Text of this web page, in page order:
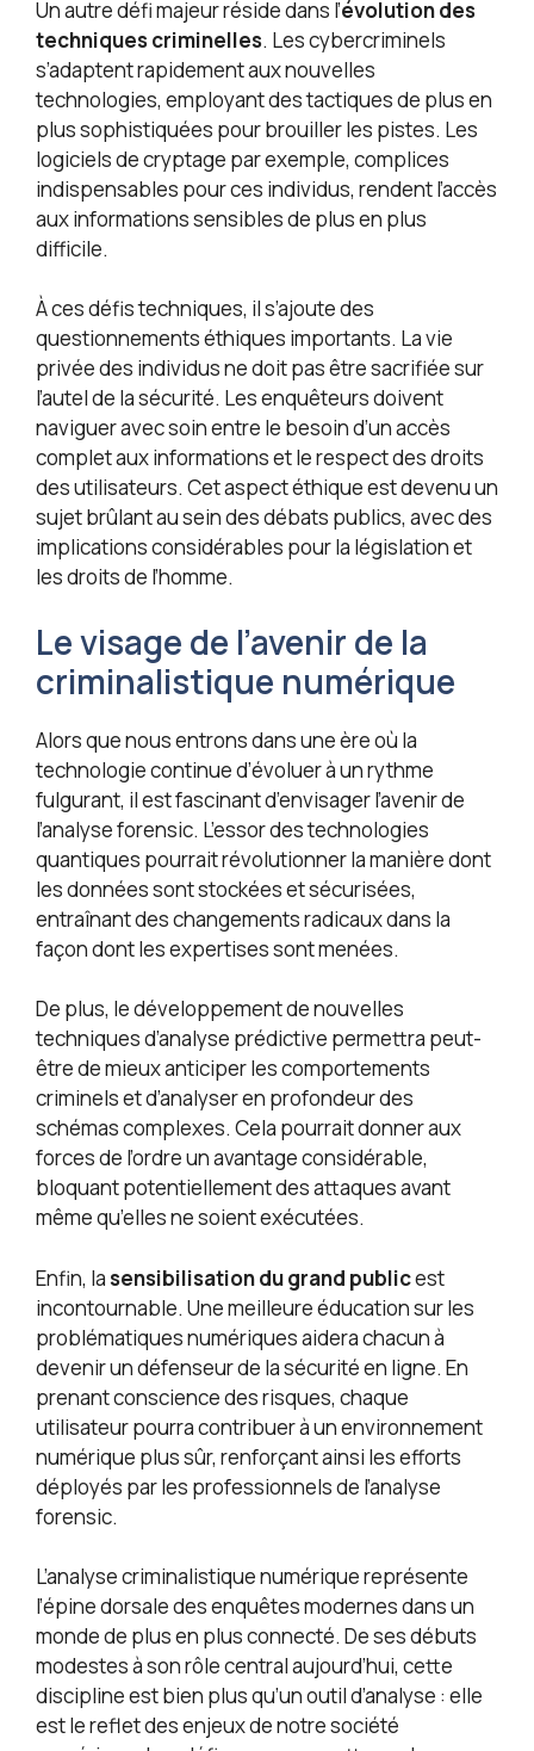
Un autre défi majeur réside dans l’évolution des
techniques criminelles. Les cybercriminels
s’adaptent rapidement aux nouvelles
technologies, employant des tactiques de plus en
plus sophistiquées pour brouiller les pistes. Les
logiciels de cryptage par exemple, complices
indispensables pour ces individus, rendent l’accès
aux informations sensibles de plus en plus
difficile.
À ces défis techniques, il s’ajoute des
questionnements éthiques importants. La vie
privée des individus ne doit pas être sacrifiée sur
l’autel de la sécurité. Les enquêteurs doivent
naviguer avec soin entre le besoin d’un accès
complet aux informations et le respect des droits
des utilisateurs. Cet aspect éthique est devenu un
sujet brûlant au sein des débats publics, avec des
implications considérables pour la législation et
les droits de l’homme.
Le visage de l’avenir de la
criminalistique numérique
Alors que nous entrons dans une ère où la
technologie continue d’évoluer à un rythme
fulgurant, il est fascinant d’envisager l’avenir de
l’analyse forensic. L’essor des technologies
quantiques pourrait révolutionner la manière dont
les données sont stockées et sécurisées,
entraînant des changements radicaux dans la
façon dont les expertises sont menées.
De plus, le développement de nouvelles
techniques d’analyse prédictive permettra peut-
être de mieux anticiper les comportements
criminels et d’analyser en profondeur des
schémas complexes. Cela pourrait donner aux
forces de l’ordre un avantage considérable,
bloquant potentiellement des attaques avant
même qu’elles ne soient exécutées.
Enfin, lasensibilisation du grand publicest
incontournable. Une meilleure éducation sur les
problématiques numériques aidera chacun à
devenir un défenseur de la sécurité en ligne. En
prenant conscience des risques, chaque
utilisateur pourra contribuer à un environnement
numérique plus sûr, renforçant ainsi les efforts
déployés par les professionnels de l’analyse
forensic.
L’analyse criminalistique numérique représente
l’épine dorsale des enquêtes modernes dans un
monde de plus en plus connecté. De ses débuts
modestes à son rôle central aujourd’hui, cette
discipline est bien plus qu’un outil d’analyse : elle
est le reflet des enjeux de notre société